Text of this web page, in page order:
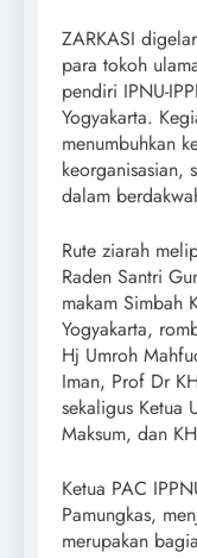
ZARKASI
para tokoh
pendiri IPNU-
Yogyakarta.
menumbuhkan
keorganisasian,
dalam
Rute ziarah
Raden Santri
makam Simbah
Yogyakarta,
Hj Umroh
Iman, Prof Dr
sekaligus Ketua
Maksum, dan
Ketua PAC
Pamungkas,
merupakan